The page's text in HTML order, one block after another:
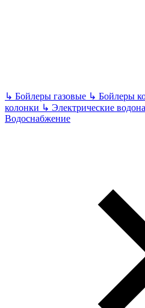
↳ Бойлеры газовые ↳ Бойлеры
колонки ↳ Электрические
Водоснабжение